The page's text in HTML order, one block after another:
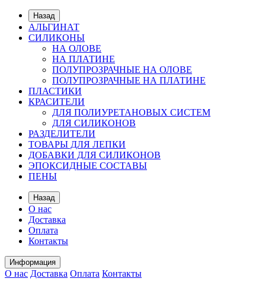
Назад
АЛЬГИНАТ
СИЛИКОНЫ
НА ОЛОВЕ
НА ПЛАТИНЕ
ПОЛУПРОЗРАЧНЫЕ НА ОЛОВЕ
ПОЛУПРОЗРАЧНЫЕ НА ПЛАТИНЕ
ПЛАСТИКИ
КРАСИТЕЛИ
ДЛЯ ПОЛИУРЕТАНОВЫХ СИСТЕМ
ДЛЯ СИЛИКОНОВ
РАЗДЕЛИТЕЛИ
ТОВАРЫ ДЛЯ ЛЕПКИ
ДОБАВКИ ДЛЯ СИЛИКОНОВ
ЭПОКСИДНЫЕ СОСТАВЫ
ПЕНЫ
Назад
О нас
Доставка
Оплата
Контакты
Информация
О нас Доставка Оплата Контакты